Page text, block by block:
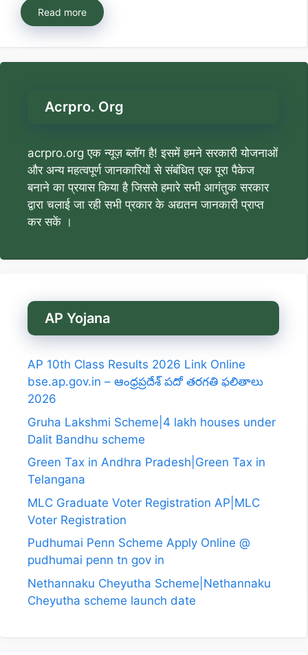
Read more
Acrpro. Org
acrpro.org एक न्यूज़ ब्लॉग है! इसमें हमने सरकारी योजनाओं
और अन्य महत्वपूर्ण जानकारियों से संबंधित एक पूरा पैकेज
बनाने का प्रयास किया है जिससे हमारे सभी आगंतुक सरकार
द्वारा चलाई जा रही सभी प्रकार के अद्यतन जानकारी प्राप्त
कर सकें ।
AP Yojana
AP 10th Class Results 2026 Link Online
bse.ap.gov.in – ఆంధ్రప్రదేశ్ పదో తరగతి ఫలితాలు
2026
Gruha Lakshmi Scheme|4 lakh houses under
Dalit Bandhu scheme
Green Tax in Andhra Pradesh|Green Tax in
Telangana
MLC Graduate Voter Registration AP|MLC
Voter Registration
Pudhumai Penn Scheme Apply Online @
pudhumai penn tn gov in
Nethannaku Cheyutha Scheme|Nethannaku
Cheyutha scheme launch date